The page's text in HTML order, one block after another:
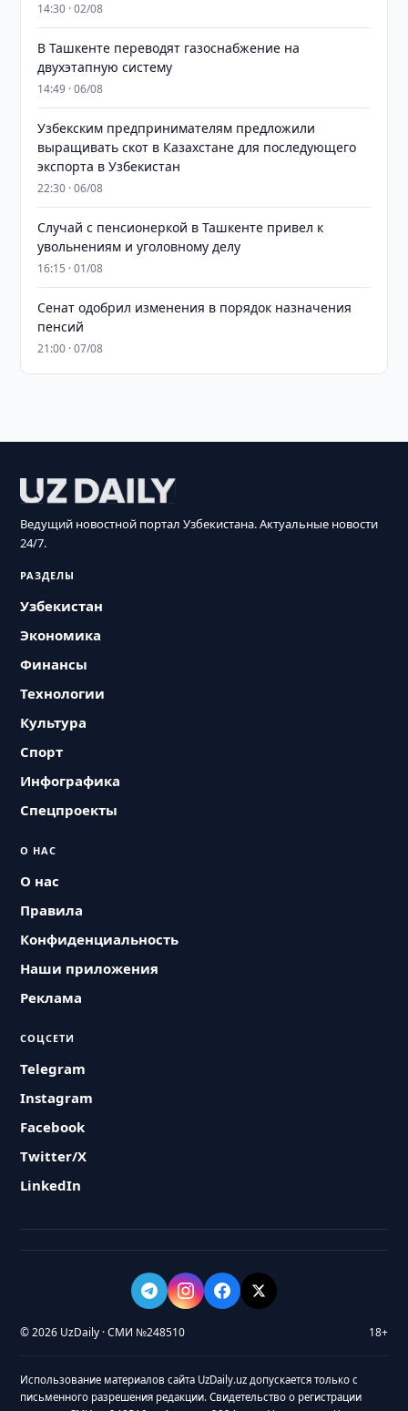
14:30 · 02/08
В Ташкенте переводят газоснабжение на
двухэтапную систему
14:49 · 06/08
Узбекским предпринимателям предложили
выращивать скот в Казахстане для последующего
экспорта в Узбекистан
22:30 · 06/08
Случай с пенсионеркой в Ташкенте привел к
увольнениям и уголовному делу
16:15 · 01/08
Сенат одобрил изменения в порядок назначения
пенсий
21:00 · 07/08
Ведущий новостной портал Узбекистана. Актуальные новости
24/7.
РАЗДЕЛЫ
Узбекистан
Экономика
Финансы
Технологии
Культура
Спорт
Инфографика
Спецпроекты
О НАС
О нас
Правила
Конфиденциальность
Наши приложения
Реклама
СОЦСЕТИ
Telegram
Instagram
Facebook
Twitter/X
LinkedIn
© 2026 UzDaily · СМИ №248510 18+
Использование материалов сайта UzDaily.uz допускается только с
письменного разрешения редакции. Свидетельство о регистрации